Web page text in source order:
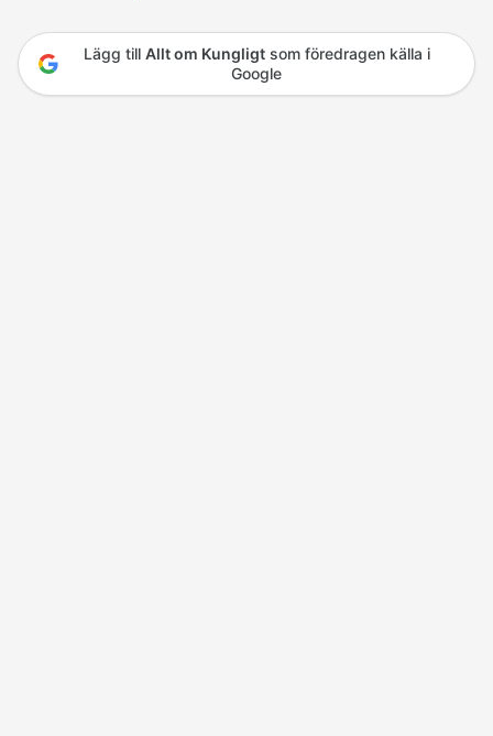
Lägg till Allt om Kungligtsom föredragen källa i
Google